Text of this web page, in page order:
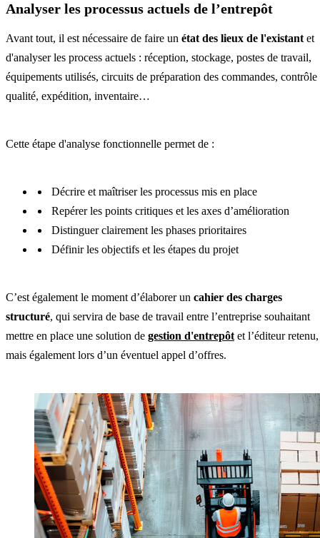
Analyser les processus actuels de l’entrepôt
Avant tout, il est nécessaire de faire un état des lieux de l'existant et
d'analyser les process actuels : réception, stockage, postes de travail,
équipements utilisés, circuits de préparation des commandes, contrôle
qualité, expédition, inventaire…
Cette étape d'analyse fonctionnelle permet de :
Décrire et maîtriser les processus mis en place
Repérer les points critiques et les axes d’amélioration
Distinguer clairement les phases prioritaires
Définir les objectifs et les étapes du projet
C’est également le moment d’élaborer un cahier des charges
structuré, qui servira de base de travail entre l’entreprise souhaitant
mettre en place une solution de gestion d'entrepôt et l’éditeur retenu,
mais également lors d’un éventuel appel d’offres.